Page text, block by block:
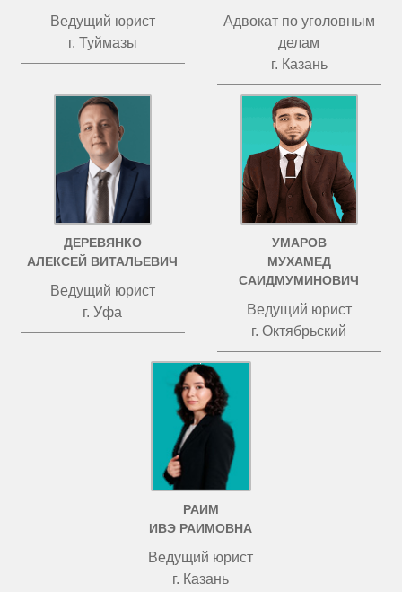
Ведущий юрист
г. Туймазы
Адвокат по уголовным
делам
г. Казань
ДЕРЕВЯНКО
АЛЕКСЕЙ ВИТАЛЬЕВИЧ
Ведущий юрист
г. Уфа
УМАРОВ
МУХАМЕД
САИДМУМИНОВИЧ
Ведущий юрист
г. Октябрьский
РАИМ
ИВЭ РАИМОВНА
Ведущий юрист
г. Казань